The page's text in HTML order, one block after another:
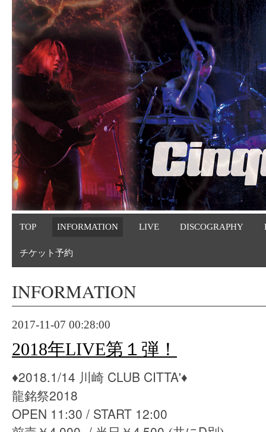
TOP INFORMATION LIVE DISCOGRAPHY
チケット予約
INFORMATION
2017-11-07 00:28:00
2018年LIVE第１弾！
♦︎2018.1/14 川崎 CLUB CITTA'♦︎
龍銘祭2018
OPEN 11:30 / START 12:00